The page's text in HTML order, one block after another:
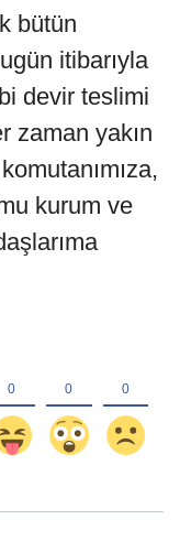
bütün
itibarıyla
devir teslimi
zaman yakın
kurum ve